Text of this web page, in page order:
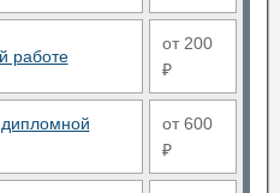
работе
от 200
₽
от 600
₽